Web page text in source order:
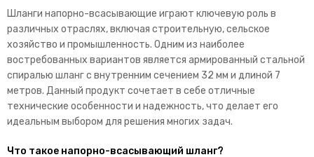
Шланги напорно-всасывающие играют ключевую роль в
различных отраслях, включая строительную, сельское
хозяйство и промышленность. Одним из наиболее
востребованных вариантов является армированный стальной
спиралью шланг с внутренним сечением 32 мм и длиной 7
метров. Данный продукт сочетает в себе отличные
технические особенности и надежность, что делает его
идеальным выбором для решения многих задач.
Что такое напорно-всасывающий шланг?